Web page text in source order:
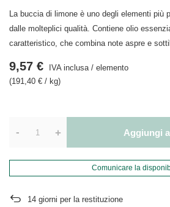
La buccia di limone è uno degli elementi più
dalle molteplici qualità. Contiene olio
caratteristico, che combina note aspre e
9,57 € IVA inclusa/ elemento
(191,40 € / kg)
- + Aggiungi
Comunicare la
14 giorni per la restituzione